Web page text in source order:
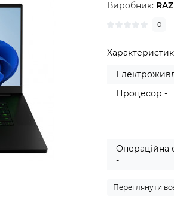
Виробник:
0
Процесор -
Операційна
-
Переглянути